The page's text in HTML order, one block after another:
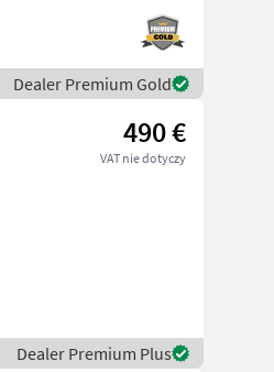
Dealer Premium Gold
490 €
VAT nie dotyczy
Dealer Premium Plus